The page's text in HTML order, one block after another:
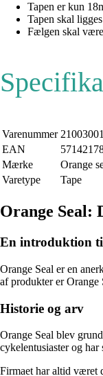
Tapen er kun
Tapen skal
Fælgen skal
Varenummer
EAN
Mærke
Orange
Varetype
Tape
Orange Seal:
En introduktion
Orange Seal er en
af produkter er Orange
Historie og arv
Orange Seal blev
cykelentusiaster og
Firmaet har altid været